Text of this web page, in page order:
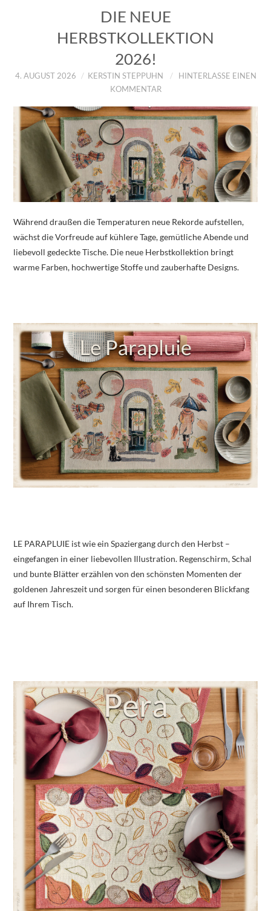
DIE NEUE
HERBSTKOLLEKTION
2026!
4. AUGUST 2026 KERSTIN STEPPUHN
HINTERLASSE EINEN
KOMMENTAR
Während draußen die Temperaturen neue Rekorde aufstellen,
wächst die Vorfreude auf kühlere Tage, gemütliche Abende und
liebevoll gedeckte Tische. Die neue Herbstkollektion bringt
warme Farben, hochwertige Stoffe und zauberhafte Designs.
LE PARAPLUIE ist wie ein Spaziergang durch den Herbst –
eingefangen in einer liebevollen Illustration. Regenschirm, Schal
und bunte Blätter erzählen von den schönsten Momenten der
goldenen Jahreszeit und sorgen für einen besonderen Blickfang
auf Ihrem Tisch.